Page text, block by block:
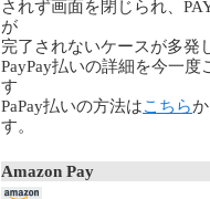
されず画面を閉じられ、
が
完了されないケースが多発
PayPay払いの詳細を今一度
す
PaPay払いの方法はこちら
す。
Amazon Pay